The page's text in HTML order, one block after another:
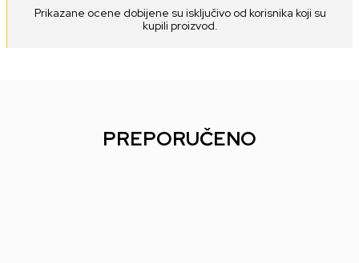
Prikazane ocene dobijene su isključivo od korisnika koji su
kupili proizvod.
PREPORUČENO